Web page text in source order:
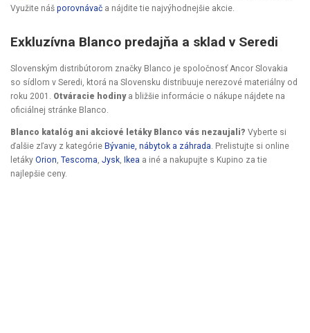
Využite náš porovnávač a nájdite tie najvýhodnejšie akcie.
Exkluzívna Blanco predajňa a sklad v Seredi
Slovenským distribútorom značky Blanco je spoločnosť Ancor Slovakia
so sídlom v Seredi, ktorá na Slovensku distribuuje nerezové materiálny od
roku 2001. Otváracie hodinya bližšie informácie o nákupe nájdete na
oficiálnej stránke Blanco
Blanco katalóg ani akciové letáky Blanco vás nezaujali? Vyberte si
ďalšie zľavy z kategórie Bývanie, nábytok a záhrada. Prelistujte si online
letáky Orion, Tescoma, Jysk, Ikea a iné a nakupujte s Kupino za tie
najlepšie ceny.